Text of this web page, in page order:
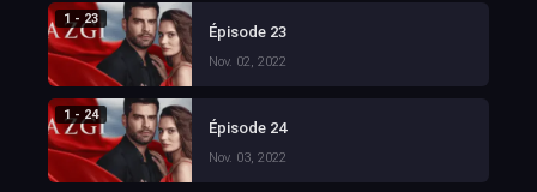
1 - 23
Épisode 23
Nov. 02, 2022
1 - 24
Épisode 24
Nov. 03, 2022